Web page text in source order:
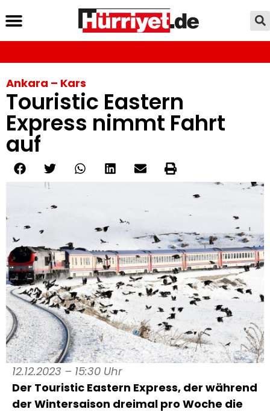
Ankara – Kars
Touristic Eastern
Express nimmt Fahrt
auf
12.12.2023 – 15:30 Uhr
Der Touristic Eastern Express, der während
der Wintersaison dreimal pro Woche die